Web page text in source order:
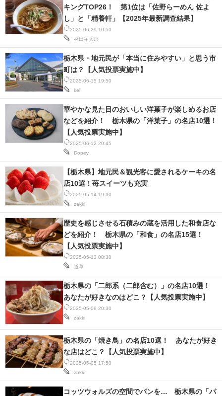
2025-06-29 10:50
林田祐太郎
キングTOP26！ 第1位は「佐野らーめん 佐よ
し」と「精養軒」【2025年最新調査結果】
2025-06-15 19:50
kei
栃木県・地元民が「本当に住みやすい」と思う市
町は？【人気投票実施中】
2025-06-12 20:45
Dopey
華やかな見た目のおいしい洋菓子が楽しめるお店
などを紹介！ 栃木県の「洋菓子」の名店10選！
【人気投票実施中】
2025-05-14 19:30
zakki
【栃木県】地元民＆観光客に愛されるケーキの名
店10選！苺スイーツも充実
2025-05-13 08:30
道草
歴史を感じさせる石積みの蔵を活用した和食店な
どを紹介！ 栃木県の「和食」の名店15選！
【人気投票実施中】
2025-05-09 20:30
zakki
栃木県の「二郎系（二郎含む）」の名店10選！
あなたが好きなのはどこ？【人気投票実施中】
2025-05-05 17:50
zakki
栃木県の「焼き鳥」の名店10選！ あなたが好き
な店はどこ？【人気投票実施中】
コッツウォルズの空間でパンを… 栃木県の「パ